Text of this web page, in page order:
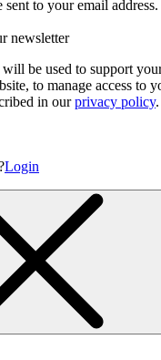
เครื่องผสมปุ๋ยอัตโนมัติ
เครื่องรดน้ำต้นไม้อัตโนมัติ
โครงเหล็กปลูกผัก
E-book